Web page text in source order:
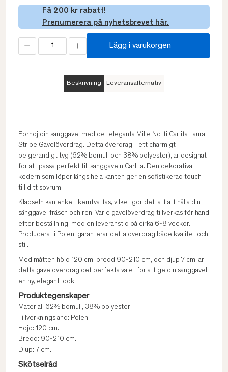
Få 200 kr rabatt!
Prenumerera på nyhetsbrevet här.
Lägg i varukorgen
Beskrivning Leveransalternativ
Förhöj din sänggavel med det eleganta Mille Notti Carlita Laura
Stripe Gavelöverdrag. Detta överdrag, i ett charmigt
beigerandigt tyg (62% bomull och 38% polyester), är designat
för att passa perfekt till sänggaveln Carlita. Den dekorativa
kedern som löper längs hela kanten ger en sofistikerad touch
till ditt sovrum.
Klädseln kan enkelt kemtvättas, vilket gör det lätt att hålla din
sänggavel fräsch och ren. Varje gavelöverdrag tillverkas för hand
efter beställning, med en leveranstid på cirka 6-8 veckor.
Producerat i Polen, garanterar detta överdrag både kvalitet och
stil.
Med måtten höjd 120 cm, bredd 90-210 cm, och djup 7 cm, är
detta gavelöverdrag det perfekta valet för att ge din sänggavel
en ny, elegant look.
Produktegenskaper
Material: 62% bomull, 38% polyester
Tillverkningsland: Polen
Höjd: 120 cm.
Bredd: 90-210 cm.
Djup: 7 cm.
Skötselråd